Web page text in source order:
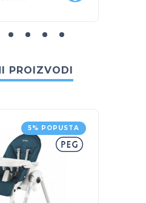
PROIZVODI
5% POPUSTA